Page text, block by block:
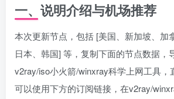
一、说明介绍与机场推荐
本次更新节点，包括 [美国、新加坡、加
日本、韩国] 等，复制下面的节点数据，
v2ray/iso小火箭/winxray科学上网工具，
可以使用下方的订阅链接，在v2ray/